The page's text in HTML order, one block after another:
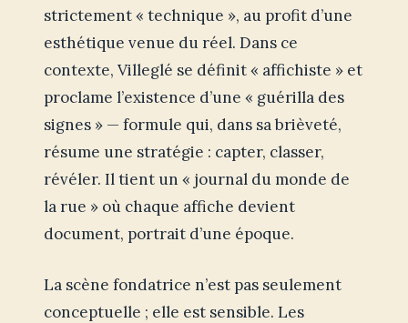
strictement « technique », au profit d’une
esthétique venue du réel. Dans ce
contexte, Villeglé se définit « affichiste » et
proclame l’existence d’une « guérilla des
signes » — formule qui, dans sa brièveté,
résume une stratégie : capter, classer,
révéler. Il tient un « journal du monde de
la rue » où chaque affiche devient
document, portrait d’une époque.
La scène fondatrice n’est pas seulement
conceptuelle ; elle est sensible. Les